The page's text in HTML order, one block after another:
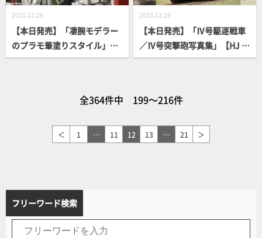
2023.12.26
【本日発売】「凄腕モデラー
のプラモ筆塗りスタイル」
【How To】
2023.12.26
【本日発売】「Ⅳ号駆逐戦車
／Ⅳ号突撃砲写真集」【HJ M
ILITARY PHOTO ALBUM】
全364件中 199～216件
＜ 1 … 11 12 13 … 21 ＞
フリーワード検索